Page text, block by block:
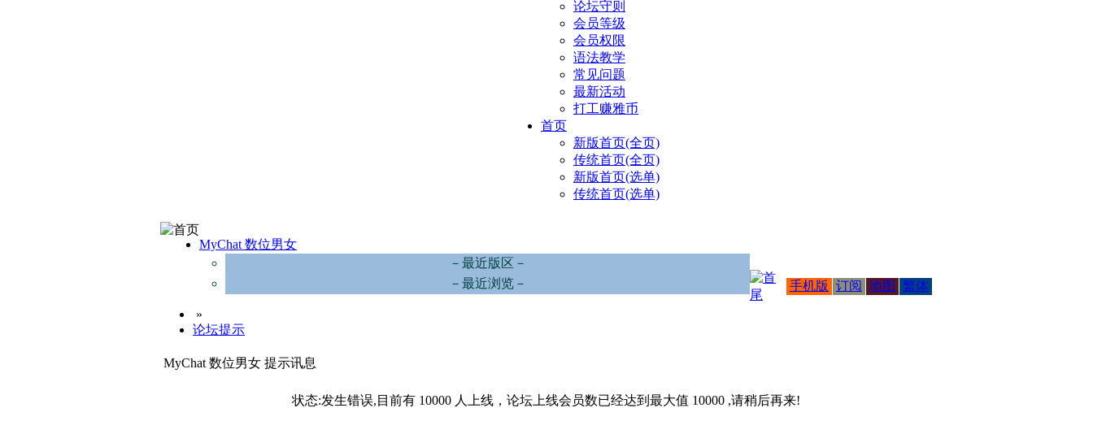
论坛守则
会员等级
会员权限
语法教学
常见问题
最新活动
打工赚雅币
首页
新版首页(全页)
传统首页(全页)
新版首页(选单)
传统首页(选单)
MyChat 数位男女
－最近版区－
－最近浏览－
»
论坛提示
手机版 订阅 地图 繁体
MyChat 数位男女 提示讯息
状态:发生错误,目前有 10000 人上线，论坛上线会员数已经达到最大值 10000 ,请稍后再来!